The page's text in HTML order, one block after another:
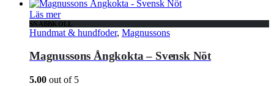
Läs mer
SNABBKOLL
Hundmat & hundfoder, Magnussons
Magnussons Ångkokta – Svensk Nöt
5.00 out of 5